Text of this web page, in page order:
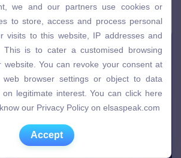
to store, access and process personal
visits to this website, IP addresses and
This is to cater a customised browsing
website. You can revoke your consent at
web browser settings or object to data
on legitimate interest. You can click here
our Privacy Policy on elsaspeak.com
Accept
we and our partners use cookies or
to store, access and process personal
visits to this website, IP addresses and
This is to cater a customised browsing
website. You can revoke your consent at
browser settings or object to data
on legitimate interest. You can click here
our Privacy Policy on elsaspeak.com
Accept